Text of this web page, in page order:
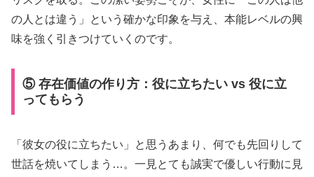
の人とは違う」という確かな印象を与え、本能レベルの興
味を強く引きつけていくのです。
⑤ 存在価値の作り方：役に立ちたい vs 役に立
ってもらう
「彼女の役に立ちたい」と思うあまり、何でも先回りして
世話を焼いてしまう…。一見とても誠実で優しい行動に見